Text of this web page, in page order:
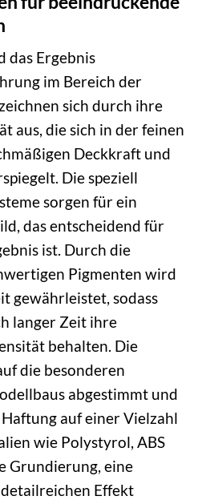
das Ergebnis
im Bereich der
sich durch ihre
aus, die sich in der feinen
Deckkraft und
Die speziell
sorgen für ein
das entscheidend für
ist. Durch die
Pigmenten wird
gewährleistet, sodass
langer Zeit ihre
behalten. Die
die besonderen
abgestimmt und
auf einer Vielzahl
wie Polystyrol, ABS
Grundierung, eine
Effekt